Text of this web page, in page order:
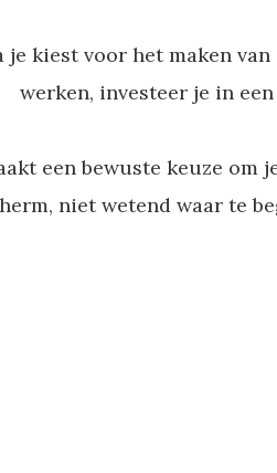
je kiest voor het maken
werken, investeer je in
een bewuste keuze
niet wetend waar te